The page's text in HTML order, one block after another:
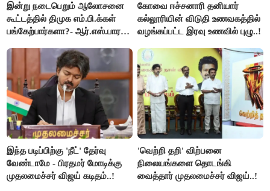
இன்று நடைபெறும் ஆலோசனை
கூட்டத்தில் திமுக எம்.பி.க்கள்
பங்கேற்பார்களா?- ஆர்.எஸ்.பாரதி
கோவை ஈச்சனாரி தனியார்
கல்லூரியின் விடுதி உணவகத்தில்
வழங்கப்பட்ட இரவு உணவில் புழு..!
இந்த படிப்பிற்கு 'நீட்' தேர்வு
வேண்டாமே - பிரதமர் மோடிக்கு
முதலமைச்சர் விஜய் கடிதம்..!
'வெற்றி தறி' விற்பனை
நிலையங்களை தொடங்கி
வைத்தார் முதலமைச்சர் விஜய்..!